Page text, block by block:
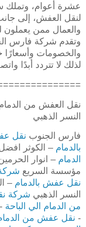
عشرة أعوام، وتملك
لنقل العفش، إلى
والعمال ممن يعملون
وتقدم شركة فارس
والخصومات وأسعارًا
لذلك لا تتردد أبدًا
نقل العفش من
النسر الذهبي
فارس الجنوب نقل
بالدمام – الكوثر
الدمام – انوار
مؤسسة السريع
نقل عفش بالدمام –
النسر الذهبي شركة
من الدمام الي الباحة -
- نقل عفش من الدمام